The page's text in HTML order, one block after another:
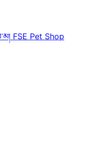
FSE Pet Shop